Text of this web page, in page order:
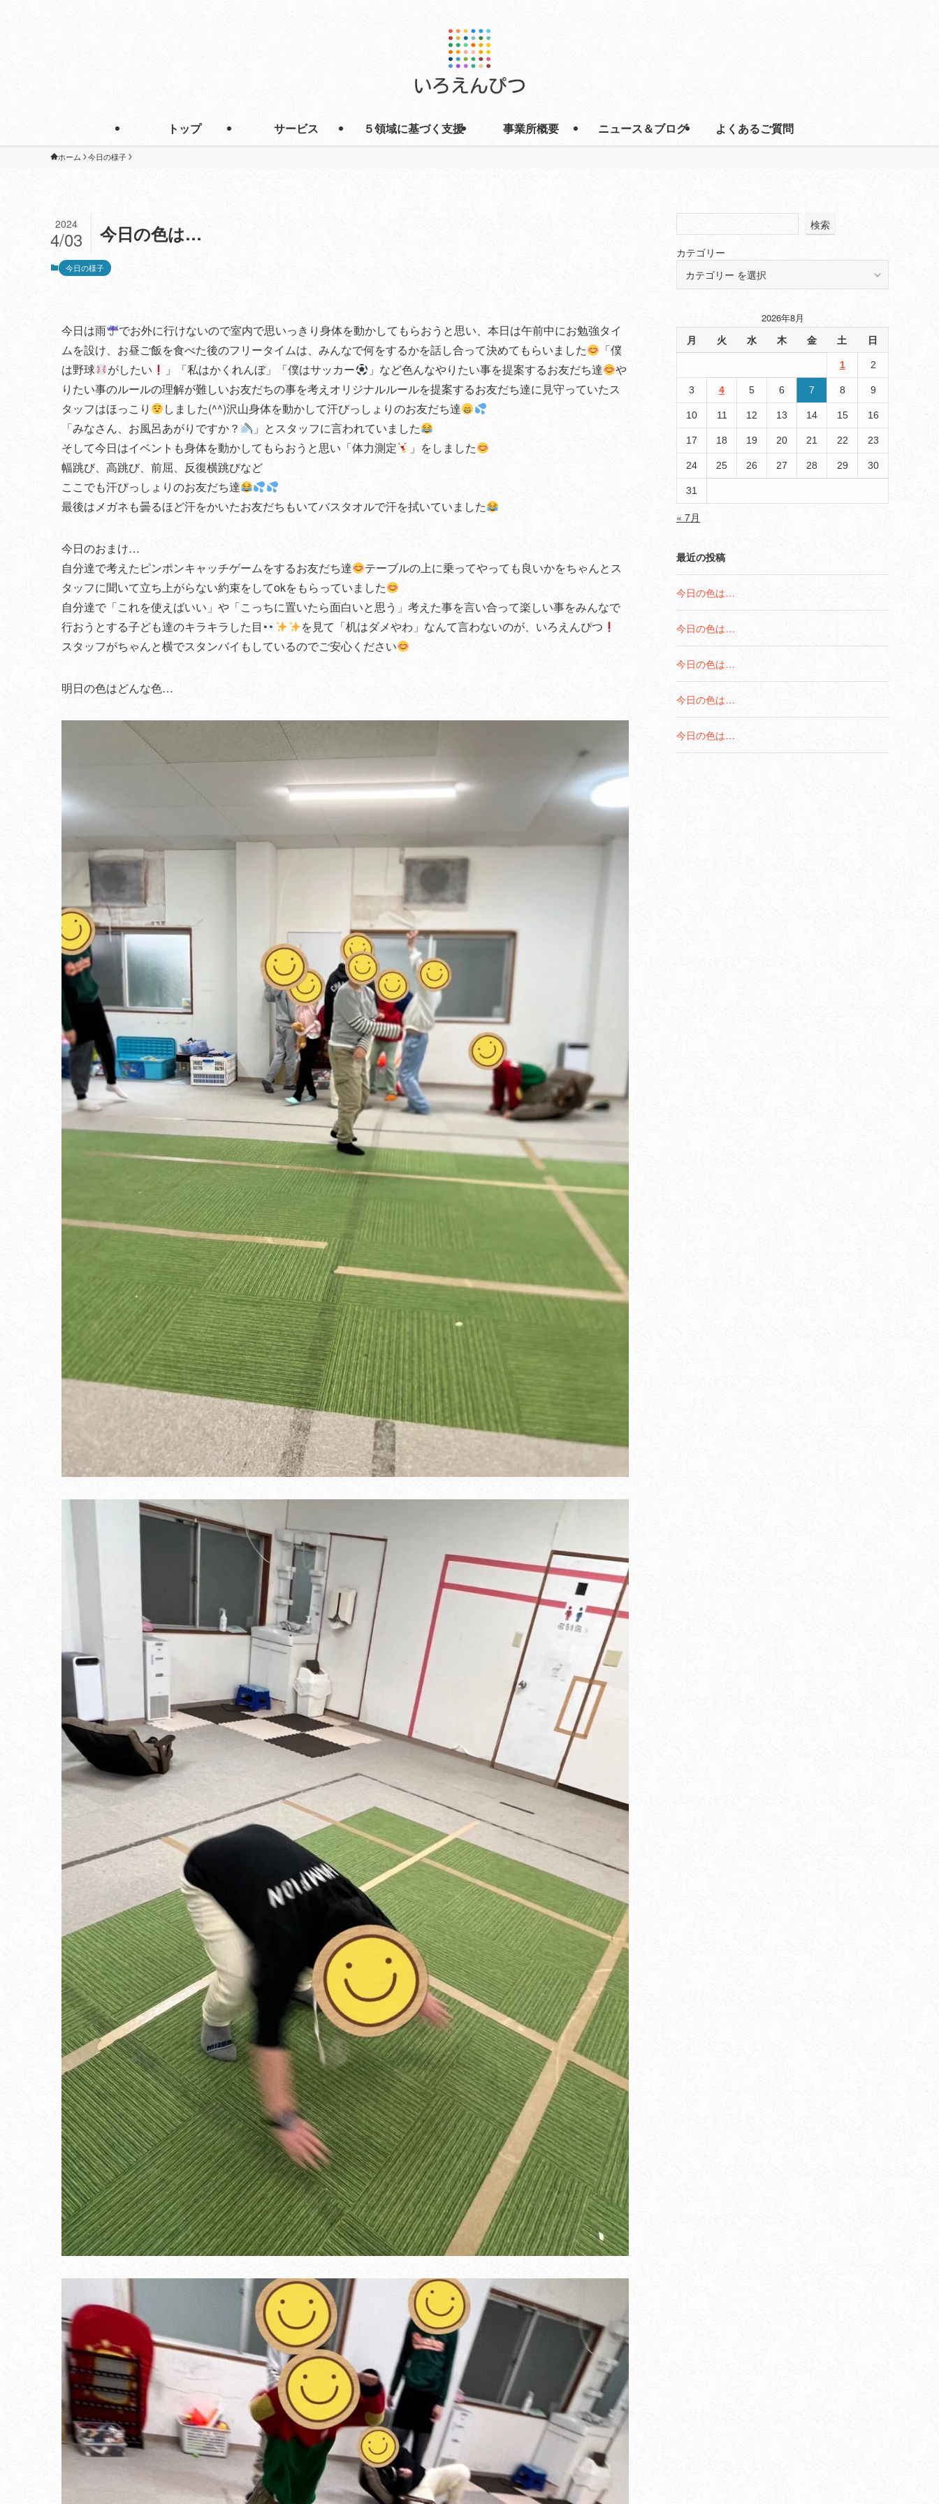
トップ サービス ５領域に基づく支援 事業所概要 ニュース＆ブログ よくあるご質問
ホーム 今日の様子
今日の色は…
2024
4/03
今日の様子
今日は雨
でお外に行けないので室内で思いっきり身体を動かしてもらおうと思い、本日は午前中にお勉強タイ
ムを設け、お昼ご飯を食べた後のフリータイムは、みんなで何をするかを話し合って決めてもらいました
「僕
は野球
がしたい 」「私はかくれんぼ」「僕はサッカー 」など色んなやりたい事を提案するお友だち達
や
りたい事のルールの理解が難しいお友だちの事を考えオリジナルルールを提案するお友だち達に見守っていたス
タッフはほっこり
しました(^^)沢山身体を動かして汗びっしょりのお友だち達
「みなさん、お風呂あがりですか？
」とスタッフに言われていました
そして今日はイベントも身体を動かしてもらおうと思い「体力測定
」をしました
幅跳び、高跳び、前屈、反復横跳びなど
ここでも汗びっしょりのお友だち達
最後はメガネも曇るほど汗をかいたお友だちもいてバスタオルで汗を拭いていました
今日のおまけ…
自分達で考えたピンポンキャッチゲームをするお友だち達
テーブルの上に乗ってやっても良いかをちゃんとス
タッフに聞いて立ち上がらない約束をしてokをもらっていました
自分達で「これを使えばいい」や「こっちに置いたら面白いと思う」考えた事を言い合って楽しい事をみんなで
行おうとする子ども達のキラキラした目
を見て「机はダメやわ」なんて言わないのが、いろえんぴつ
スタッフがちゃんと横でスタンバイもしているのでご安心ください
明日の色はどんな色…
検索
カテゴリー
2026年8月
月 火 水 木 金 土 日
1 2
3 4 5 6 7 8 9
10 11 12 13 14 15 16
17 18 19 20 21 22 23
24 25 26 27 28 29 30
31
« 7月
最近の投稿
今日の色は…
今日の色は…
今日の色は…
今日の色は…
今日の色は…